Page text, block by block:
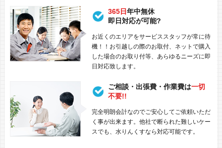
365日年中無休
即日対応が可能?
お近くのエリアをサービススタッフが常に待
機！！お引越しの際のお取付、ネットで購入
した場合のお取り付等、あらゆるニーズに即
日対応致します。
ご相談・出張費・作業費は一切
不要!!
完全明朗会計なのでご安心してご依頼いただ
く事が出来ます。他社で断られた難しいケー
スでも、水りんくすなら対応可能です。